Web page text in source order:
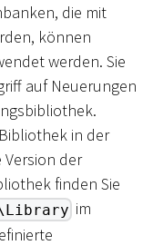
die mit
können
werden. Sie
auf Neuerungen
in der
Version der
finden Sie
im